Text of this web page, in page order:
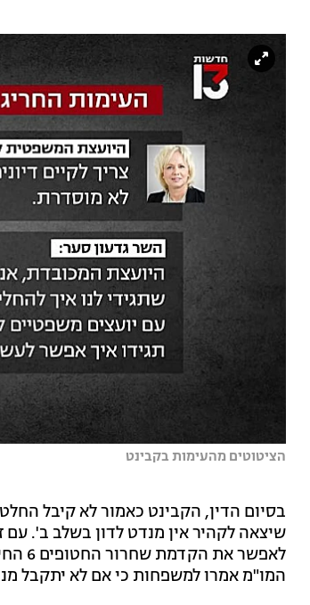
הציטוטים מהעימות בקבינט
בסיום הדין, הקבינט כאמור לא קיבל
שיצאה לקהיר אין מנדט לדון בשלב ב'.
לאפשר את הקדמת שחרור החטופים 6 החיים לשבת הקרובה. אמש
המו"מ אמרו למשפחות כי אם לא יתקבל